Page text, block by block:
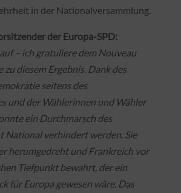
in der Nationalversammlung.
der Europa-SPD:
– ich gratuliere dem Nouveau
diesem Ergebnis. Dank des
seitens des
und der Wählerinnen und Wähler
ein Durchmarsch des
National verhindert werden. Sie
herumgedreht und Frankreich vor
Tiefpunkt bewahrt, der ein
für Europa gewesen wäre. Das